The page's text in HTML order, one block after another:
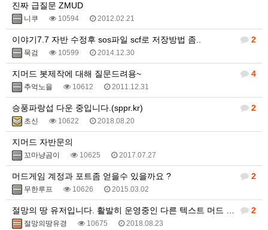
진짜 급질문 ZMUD
니쿠 10594 2012.02.21
2
이야기7.7 자반 수정후 sos파일 scf로 저장방법 좀..
묵검 10599 2014.12.30
4
지머드 봇제작에 대해 질문드려용~
추억노을 10612 2011.12.31
2
승풍파랑섭 다운 중입니다.(sppr.kr)
초신 10622 2018.08.20
지머드 자반문의
꼬마냥곰이 10625 2017.07.27
2
머드게임 계정과 포트좀 얻을수 있을까요 ?
무한루프 10626 2015.03.02
2
절망의 땅 유저입니다. 활발히 운영중인 다른 텍스트 머드 게임 있나요?
절망의땅유경 10675 2018.08.23